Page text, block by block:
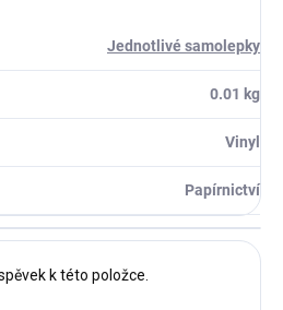
Jednotlivé samolepky
0.01 kg
Vinyl
Papírnictví
k této položce.